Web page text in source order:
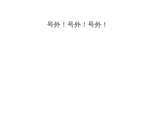
号外！号外！号外！